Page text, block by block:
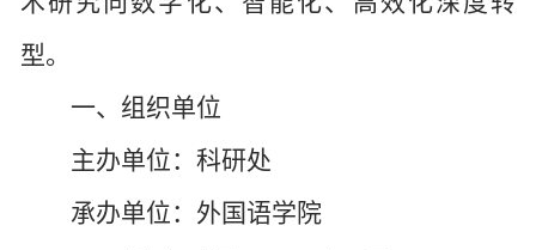
型。
一、组织单位
主办单位： 科研处
承办单位： 外国语学院